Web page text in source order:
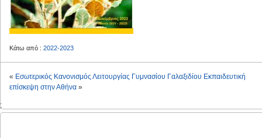
Κάτω από : 2022-2023
« Εσωτερικός Κανονισμός Λειτουργίας Γυμνασίου Γαλαξιδίου Εκπαιδευτική
επίσκεψη στην Αθήνα »
;